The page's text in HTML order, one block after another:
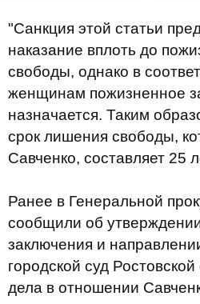
"Санкция этой статьи
наказание вплоть до
свободы, однако в
женщинам пожизненное
назначается. Таким
срок лишения свободы,
Савченко, составляет 25
Ранее в Генеральной
сообщили об
заключения и
городской суд
дела в отношении